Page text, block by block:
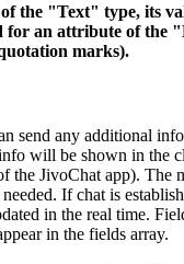
the "Text" type, its
for an attribute of the
marks).
send any additional
will be shown in the
the JivoChat app). The
If chat is
in the real time.
in the fields array.